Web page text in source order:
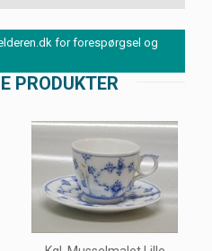
for forespørgsel og
PRODUKTER